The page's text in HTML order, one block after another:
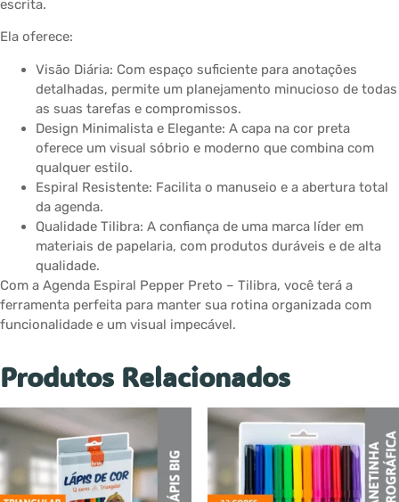
escrita.
Ela oferece:
Visão Diária: Com espaço suficiente para anotações
detalhadas, permite um planejamento minucioso de todas
as suas tarefas e compromissos.
Design Minimalista e Elegante: A capa na cor preta
oferece um visual sóbrio e moderno que combina com
qualquer estilo.
Espiral Resistente: Facilita o manuseio e a abertura total
da agenda.
Qualidade Tilibra: A confiança de uma marca líder em
materiais de papelaria, com produtos duráveis e de alta
qualidade.
Com a Agenda Espiral Pepper Preto – Tilibra, você terá a
ferramenta perfeita para manter sua rotina organizada com
funcionalidade e um visual impecável.
Produtos Relacionados